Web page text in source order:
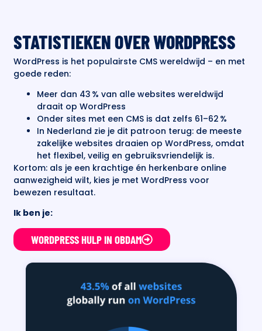
STATISTIEKEN OVER WORDPRESS
WordPress is het populairste CMS wereldwijd – en met
goede reden:
Meer dan 43 % van alle websites wereldwijd
draait op WordPress
Onder sites met een CMS is dat zelfs 61–62 %
In Nederland zie je dit patroon terug: de meeste
zakelijke websites draaien op WordPress, omdat
het flexibel, veilig en gebruiksvriendelijk is.
Kortom: als je een krachtige én herkenbare online
aanwezigheid wilt, kies je met WordPress voor
bewezen resultaat.
Ik ben je:
WORDPRESS HULP IN OBDAM